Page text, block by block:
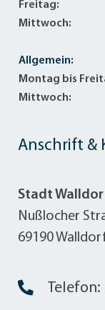
Anschrift &
Stadt
Nußlocher
69190
Freitag:
Mittwoch:
Allgemein:
Montag bis
Mittwoch: